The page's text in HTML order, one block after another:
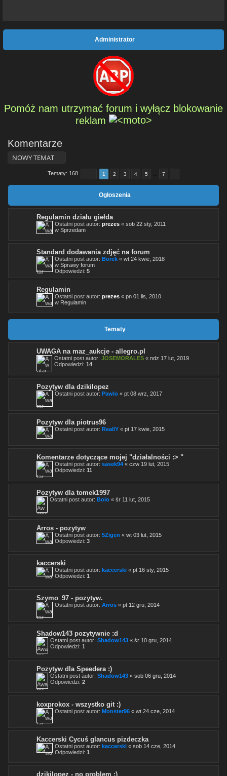
Administrator
Pomóż nam utrzymać forum i wyłącz blokowanie
reklam
Komentarze
NOWY TEMAT
Tematy: 168 1 2 3 4 5 7
Ogłoszenia
Regulamin działu giełda
Ostatni post autor: prezes « sob 22 sty, 2011
w Sprzedam
Standard dodawania zdjęć na forum
Ostatni post autor: Borek « wt 24 kwie, 2018
w Sprawy forum
Odpowiedzi: 5
Regulamin
Ostatni post autor: prezes « pn 01 lis, 2010
w Regulamin
Tematy
UWAGA na maz_aukcje - allegro.pl
Ostatni post autor: JOSEMORALES « ndz 17 lut, 2019
Odpowiedzi: 14
Pozytyw dla dzikilopez
Ostatni post autor: Pawlo « pt 08 wrz, 2017
Pozytyw dla piotrus96
Ostatni post autor: ReallY « pt 17 kwie, 2015
Komentarze dotyczące mojej "działalności :> "
Ostatni post autor: sasek94 « czw 19 lut, 2015
Odpowiedzi: 11
Pozytyw dla tomek1997
Ostatni post autor: Bolo « śr 11 lut, 2015
Arros - pozytyw
Ostatni post autor: 5Zigen « wt 03 lut, 2015
Odpowiedzi: 3
kaccerski
Ostatni post autor: kaccerski « pt 16 sty, 2015
Odpowiedzi: 1
Szymo_97 - pozytyw.
Ostatni post autor: Arros « pt 12 gru, 2014
Shadow143 pozytywnie :d
Ostatni post autor: Shadow143 « śr 10 gru, 2014
Odpowiedzi: 1
Pozytyw dla Speedera :)
Ostatni post autor: Shadow143 « sob 06 gru, 2014
Odpowiedzi: 2
koxprokox - wszystko git :)
Ostatni post autor: Monster96 « wt 24 cze, 2014
Kaccerski Cycuś glancus pizdeczka
Ostatni post autor: kaccerski « sob 14 cze, 2014
Odpowiedzi: 1
dzikilopez - no problem :)